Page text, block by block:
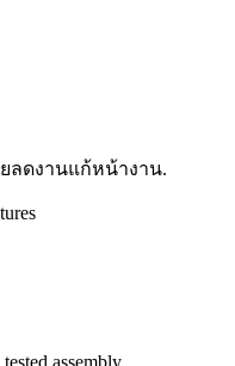
ลดงานแก้หน้างาน.
assembly.